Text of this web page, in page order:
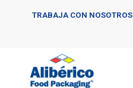
TRABAJA CON NOSOTROS